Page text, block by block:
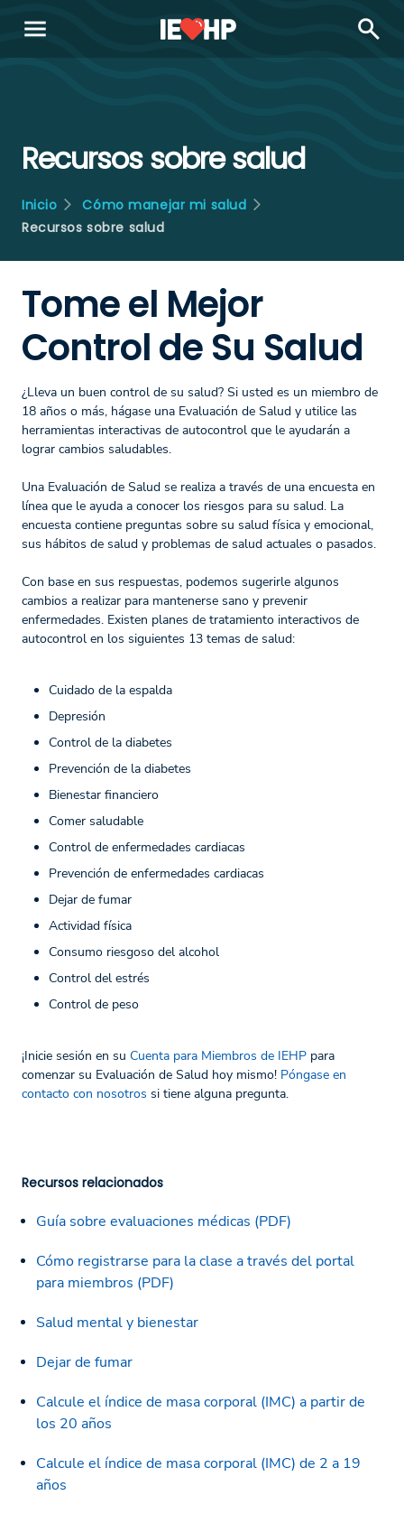
menu search
Recursos sobre salud
Inicio
Cómo manejar mi salud
Recursos sobre salud
Tome el Mejor
Control de Su Salud
¿Lleva un buen control de su salud? Si usted es un miembro de
18 años o más, hágase una Evaluación de Salud y utilice las
herramientas interactivas de autocontrol que le ayudarán a
lograr cambios saludables.
Una Evaluación de Salud se realiza a través de una encuesta en
línea que le ayuda a conocer los riesgos para su salud. La
encuesta contiene preguntas sobre su salud física y emocional,
sus hábitos de salud y problemas de salud actuales o pasados.
Con base en sus respuestas, podemos sugerirle algunos
cambios a realizar para mantenerse sano y prevenir
enfermedades. Existen planes de tratamiento interactivos de
autocontrol en los siguientes 13 temas de salud:
Cuidado de la espalda
Depresión
Control de la diabetes
Prevención de la diabetes
Bienestar financiero
Comer saludable
Control de enfermedades cardiacas
Prevención de enfermedades cardiacas
Dejar de fumar
Actividad física
Consumo riesgoso del alcohol
Control del estrés
Control de peso
¡Inicie sesión en su Cuenta para Miembros de IEHP para
comenzar su Evaluación de Salud hoy mismo! Póngase en
contacto con nosotros si tiene alguna pregunta.
Recursos relacionados
Guía sobre evaluaciones médicas (PDF)
Cómo registrarse para la clase a través del portal
para miembros (PDF)
Salud mental y bienestar
Dejar de fumar
Calcule el índice de masa corporal (IMC) a partir de
los 20 años
Calcule el índice de masa corporal (IMC) de 2 a 19
años